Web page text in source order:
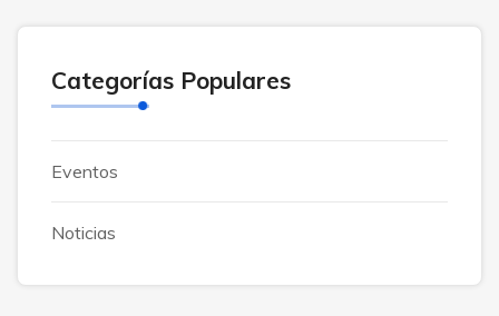
Categorías Populares
Eventos
Noticias